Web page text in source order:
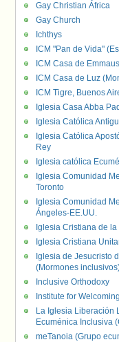
Gay Christian África
Gay Church
Ichthys
ICM "Pan de Vida"
ICM Casa de
ICM Casa de Luz
ICM Tigre, Buenos
Iglesia Casa Abba
Iglesia Católica
Iglesia Católica
Rey
Iglesia católica
Iglesia Comunidad
Toronto
Iglesia Comunidad
Ángeles-EE.UU.
Iglesia Cristiana de la
Iglesia Cristiana
Iglesia de Jesucristo
(Mormones
Inclusive Orthodoxy
Institute for
La Iglesia Liberación
Ecuménica Inclusiva
meTanoia (Grupo